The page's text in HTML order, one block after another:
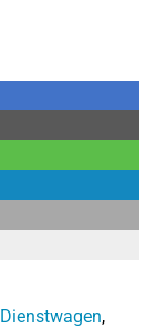
Dienstwagen,